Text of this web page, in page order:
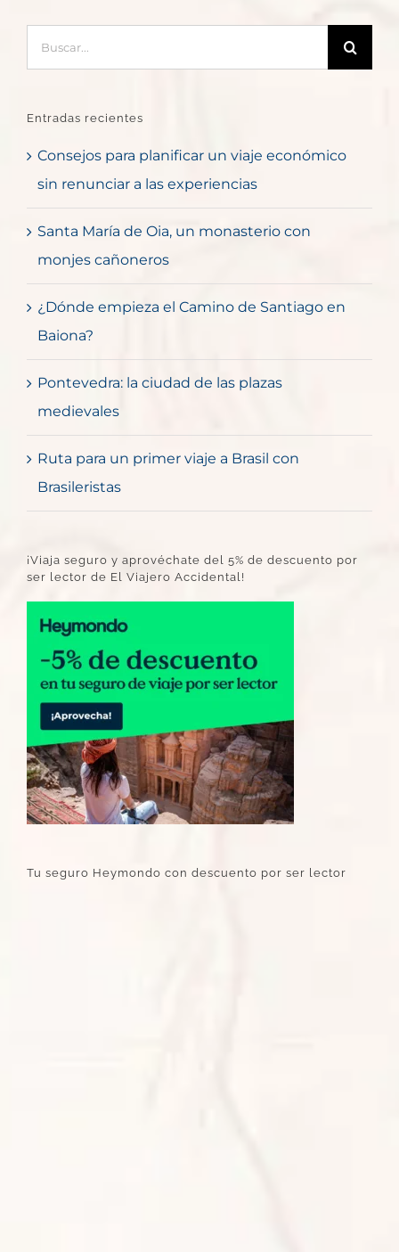
Entradas recientes
Consejos para planificar un viaje económico
sin renunciar a las experiencias
Santa María de Oia, un monasterio con
monjes cañoneros
¿Dónde empieza el Camino de Santiago en
Baiona?
Pontevedra: la ciudad de las plazas
medievales
Ruta para un primer viaje a Brasil con
Brasileristas
¡Viaja seguro y aprovéchate del 5% de descuento por
ser lector de El Viajero Accidental!
Tu seguro Heymondo con descuento por ser lector